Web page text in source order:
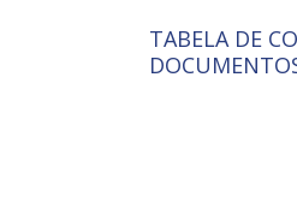
ISO 9001:
A
TABELA DE